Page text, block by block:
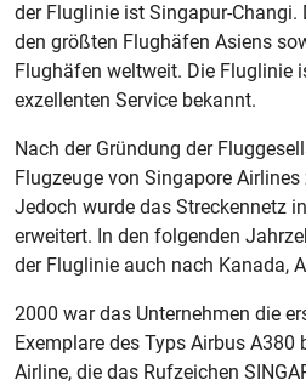
der Fluglinie ist Singapur-Changi.
den größten Flughäfen Asiens
Flughäfen weltweit. Die Fluglinie
exzellenten Service bekannt.
Nach der Gründung der
Flugzeuge von Singapore
Jedoch wurde das Streckennetz
erweitert. In den folgenden
der Fluglinie auch nach Kanada,
2000 war das Unternehmen die
Exemplare des Typs Airbus A380
Airline, die das Rufzeichen